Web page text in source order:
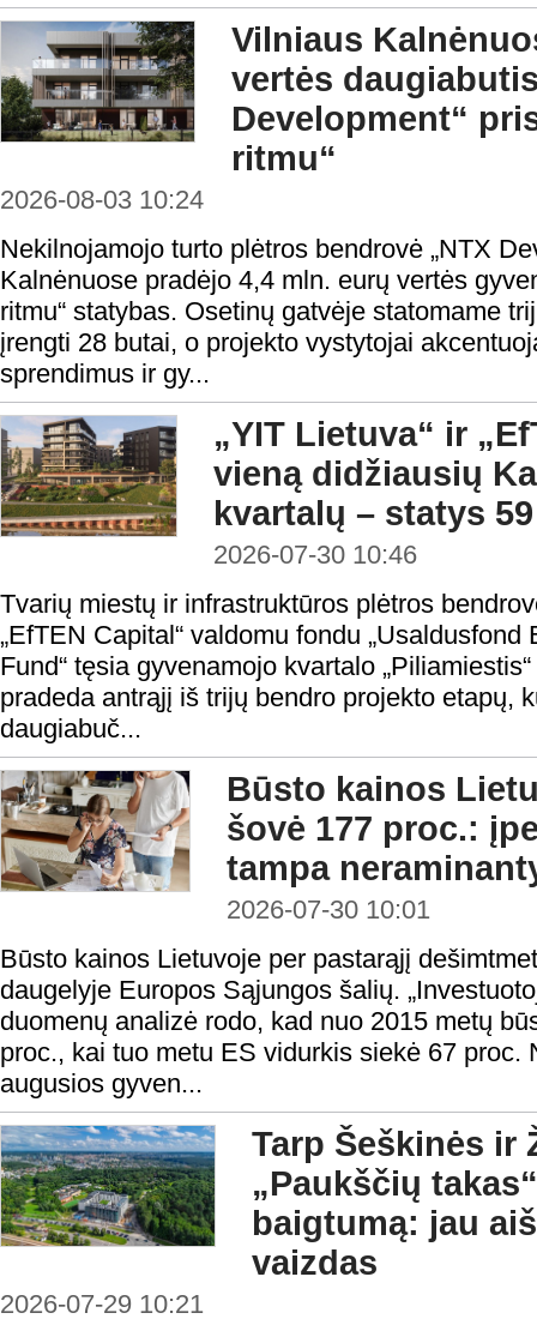
Vilniaus
vertės
Development“
ritmu“
2026-08-03 10:24
Nekilnojamojo turto plėtros bendrovė „NTX
Kalnėnuose pradėjo 4,4 mln. eurų vertės
ritmu“ statybas. Osetinų gatvėje statomame
įrengti 28 butai, o projekto vystytojai
sprendimus ir gy...
„YIT Lietuva“ ir
vieną didžiausių
kvartalų – statys
2026-07-30 10:46
Tvarių miestų ir infrastruktūros plėtros
„EfTEN Capital“ valdomu fondu
Fund“ tęsia gyvenamojo kvartalo
pradeda antrąjį iš trijų bendro projekto etapų,
daugiabuč...
Būsto kainos
šovė 177 proc.:
tampa
2026-07-30 10:01
Būsto kainos Lietuvoje per pastarąjį
daugelyje Europos Sąjungos šalių.
duomenų analizė rodo, kad nuo 2015 metų
proc., kai tuo metu ES vidurkis siekė 67 proc.
augusios gyven...
Tarp Šeškinės ir
„Paukščių
baigtumą: jau
vaizdas
2026-07-29 10:21